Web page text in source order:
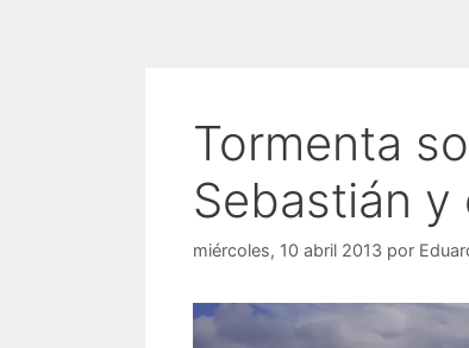
Tormenta
Sebastián
miércoles, 10 abril 2013 por